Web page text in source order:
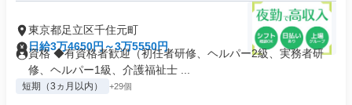
東京都足立区千住元町
日給3万4650円～3万5550円
資格 ◆有資格者歓迎（初任者研修、ヘルパー2級、実務者研
修、ヘルパー1級、介護福祉士 ...
短期（3ヵ月以内） +29個